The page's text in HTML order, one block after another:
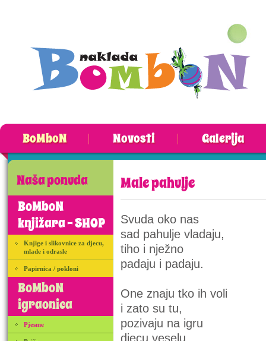
BoMboN Novosti Galerija
Naša ponuda
BoMboN
knjižara - SHOP
Knjige i slikovnice za djecu,
mlade i odrasle
Papirnica / pokloni
BoMboN
igraonica
Pjesme
Male pahulje
Svuda oko nas
sad pahulje vladaju,
tiho i nježno
padaju i padaju.
One znaju tko ih voli
i zato su tu,
pozivaju na igru
djecu veselu.